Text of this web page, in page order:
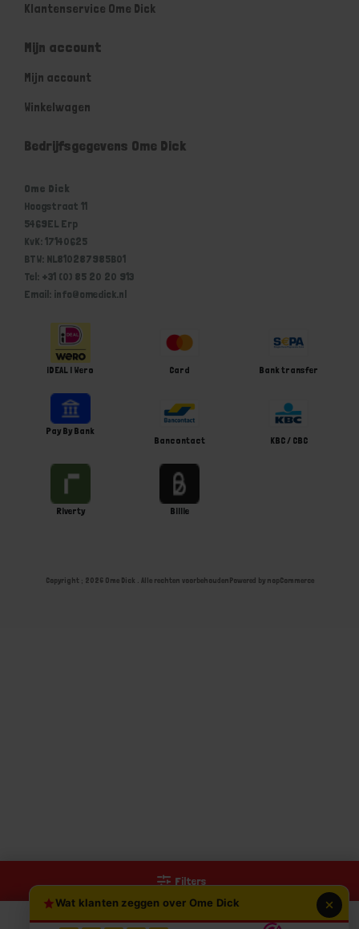
0
Filters
Klantenservice Ome Dick
Mijn account
Mijn account
Winkelwagen
Bedrijfsgegevens Ome Dick
Ome Dick
Hoogstraat 11
5469EL Erp
KvK: 17140625
BTW: NL810287985B01
Tel: +31 (0) 85 20 20 913
Email: info@omedick.nl
iDEAL | Wero Card Bank transfer
Pay By Bank
Bancontact
KBC / CBC
Riverty Billie
Copyright ; 2026 Ome Dick . Alle rechten voorbehoudenPowered by nopCommerce
Wat klanten zeggen over Ome Dick